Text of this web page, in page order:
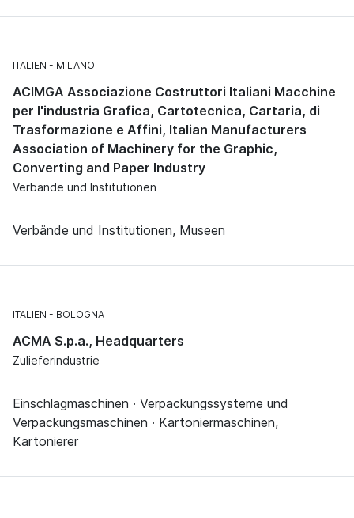
ITALIEN MILANO
ACIMGA Associazione Costruttori Italiani Macchine
per l'industria Grafica, Cartotecnica, Cartaria, di
Trasformazione e Affini, Italian Manufacturers
Association of Machinery for the Graphic,
Converting and Paper Industry
Verbände und Institutionen
Verbände und Institutionen, Museen
ITALIEN BOLOGNA
ACMA S.p.a., Headquarters
Zulieferindustrie
Einschlagmaschinen · Verpackungssysteme und
Verpackungsmaschinen · Kartoniermaschinen,
Kartonierer